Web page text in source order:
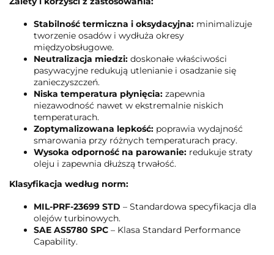
Stabilność termiczna i oksydacyjna: minimalizuje
tworzenie osadów i wydłuża okresy
międzyobsługowe.
Neutralizacja miedzi: doskonałe właściwości
pasywacyjne redukują utlenianie i osadzanie się
zanieczyszczeń.
Niska temperatura płynięcia: zapewnia
niezawodność nawet w ekstremalnie niskich
temperaturach.
Zoptymalizowana lepkość: poprawia wydajność
smarowania przy różnych temperaturach pracy.
Wysoka odporność na parowanie: redukuje straty
oleju i zapewnia dłuższą trwałość.
Klasyfikacja według norm:
MIL-PRF-23699 STD – Standardowa specyfikacja dla
olejów turbinowych.
SAE AS5780 SPC – Klasa Standard Performance
Capability.